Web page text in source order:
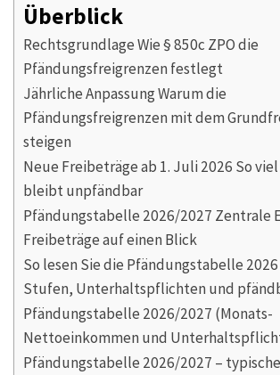
Überblick
Rechtsgrundlage Wie § 850c ZPO die
Pfändungsfreigrenzen festlegt
Jährliche Anpassung Warum die
Pfändungsfreigrenzen mit dem
steigen
Neue Freibeträge ab 1. Juli 2026 So
bleibt unpfändbar
Pfändungstabelle 2026/2027 Zentrale
Freibeträge auf einen Blick
So lesen Sie die Pfändungstabelle
Stufen, Unterhaltspflichten und
Pfändungstabelle 2026/2027 (Monats-
Nettoeinkommen und
Pfändungstabelle 2026/2027 –